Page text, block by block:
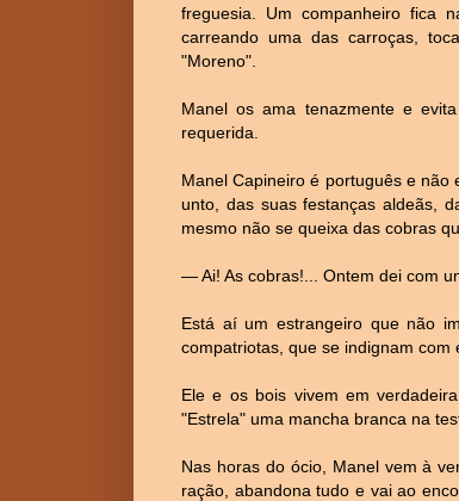
freguesia. Um companheiro fica
carreando uma das carroças,
"Moreno".
Manel os ama tenazmente e
requerida.
Manel Capineiro é português e
unto, das suas festanças aldeãs,
mesmo não se queixa das cobras
— Ai! As cobras!... Ontem dei com
Está aí um estrangeiro que não
compatriotas, que se indignam com
Ele e os bois vivem em
"Estrela" uma mancha branca na
Nas horas do ócio, Manel vem à
ração, abandona tudo e vai ao